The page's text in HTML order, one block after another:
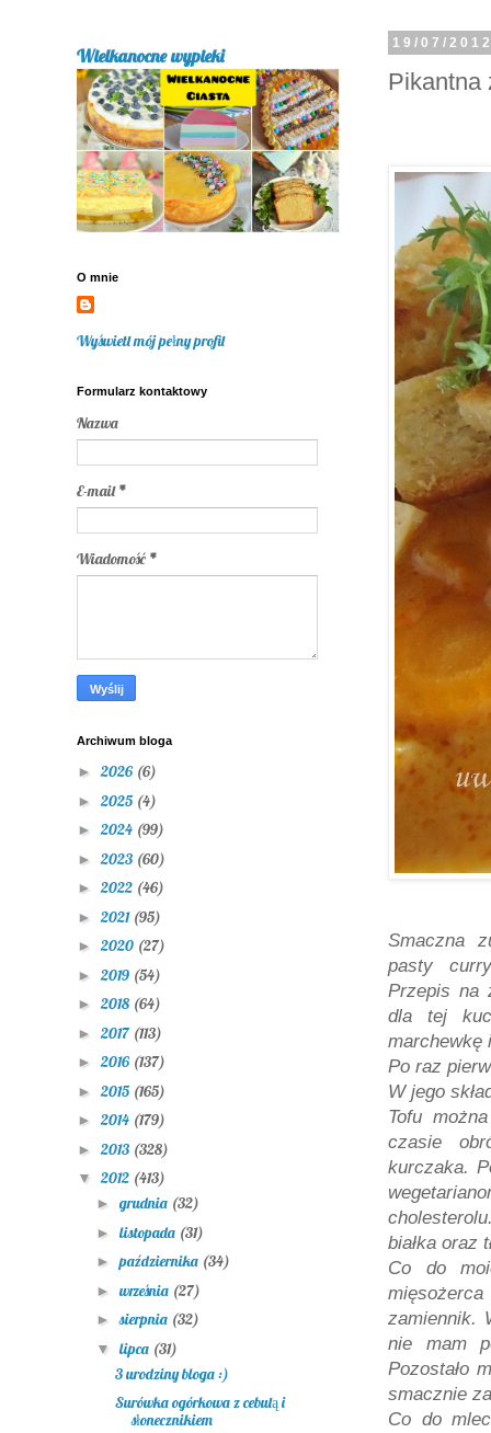
19/07/
Pikantna
Smaczna
pasty
Przepis na
dla tej
marchewkę
Po raz
W jego
Tofu
czasie
kurczaka.
białka oraz
Co do
zamiennik.
nie mam
Pozostało
smacznie
Co do
Wielkanocne wypieki
O mnie
Wyświetl mój pełny profil
Formularz kontaktowy
Nazwa
E-mail*
Wiadomość *
Archiwum bloga
►2026 (6)
► 2025 (4)
►2024 (99)
► 2023 (60)
►2022 (46)
► 2021 (95)
►2020 (27)
► 2019 (54)
►2018 (64)
► 2017 (113)
►2016 (137)
► 2015 (165)
►2014 (179)
► 2013 (328)
▼2012 (413)
►grudnia (32)
► listopada (31)
►października (34)
► września (27)
►sierpnia (32)
▼ lipca (31)
3 urodziny bloga :)
Surówka ogórkowa z cebulą i
słonecznikiem